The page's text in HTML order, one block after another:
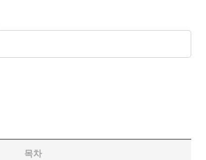
목차